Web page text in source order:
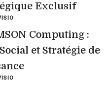
Exclusif
Computing :
et Stratégie de